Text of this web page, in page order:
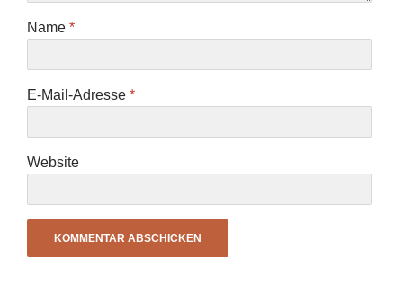
Name *
E-Mail-Adresse *
Website